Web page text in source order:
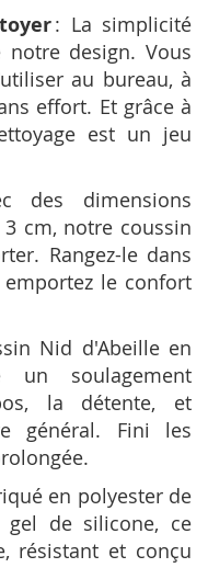
: La simplicité
design. Vous
au bureau, à
effort. Et grâce à
est un jeu
des dimensions
cm, notre coussin
Rangez-le dans
le confort
Nid d'Abeille en
un soulagement
la détente, et
général. Fini les
en polyester de
de silicone, ce
résistant et conçu